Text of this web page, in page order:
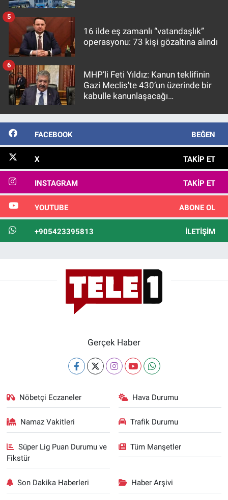
16 ilde eş zamanlı “vatandaşlık”
operasyonu: 73 kişi gözaltına alındı
5
MHP’li Feti Yıldız: Kanun teklifinin
Gazi Meclis'te 430’un üzerinde bir
kabulle kanunlaşacağı
6
FACEBOOK BEĞEN
X TAKIP ET
INSTAGRAM TAKIP ET
YOUTUBE ABONE OL
+905423395813 İLETIŞIM
Gerçek Haber
Nöbetçi Eczaneler Hava Durumu
Namaz Vakitleri Trafik Durumu
Süper Lig Puan Durumu ve
Fikstür
Tüm Manşetler
Son Dakika Haberleri Haber Arşivi